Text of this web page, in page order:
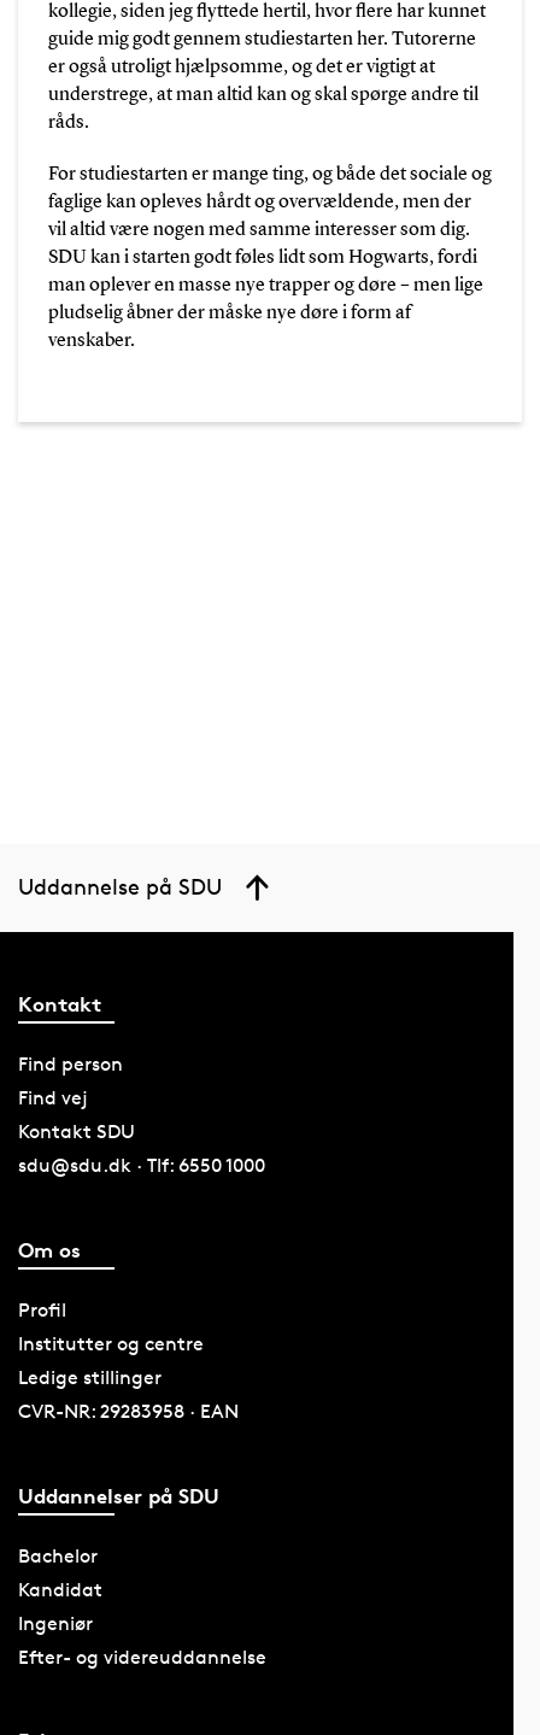
kollegie, siden jeg flyttede hertil, hvor flere har kunnet
guide mig godt gennem studiestarten her. Tutorerne
er også utroligt hjælpsomme, og det er vigtigt at
understrege, at man altid kan og skal spørge andre til
råds.
For studiestarten er mange ting, og både det sociale og
faglige kan opleves hårdt og overvældende, men der
vil altid være nogen med samme interesser som dig.
SDU kan i starten godt føles lidt som Hogwarts, fordi
man oplever en masse nye trapper og døre – men lige
pludselig åbner der måske nye døre i form af
venskaber.
Uddannelse på SDU
Kontakt
Find person
Find vej
Kontakt SDU
sdu@sdu.dk · Tlf: 6550 1000
Om os
Profil
Institutter og centre
Ledige stillinger
CVR-NR: 29283958 · EAN
Uddannelser på SDU
Bachelor
Kandidat
Ingeniør
Efter- og videreuddannelse